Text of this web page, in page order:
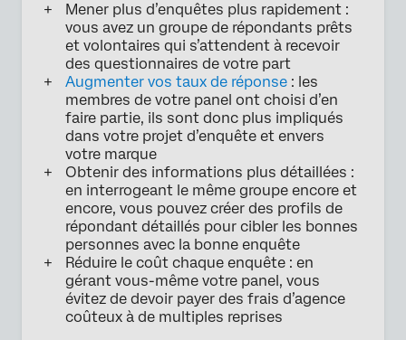
Mener plus d’enquêtes plus rapidement :
vous avez un groupe de répondants prêts
et volontaires qui s’attendent à recevoir
des questionnaires de votre part
Augmenter vos taux de réponse : les
membres de votre panel ont choisi d’en
faire partie, ils sont donc plus impliqués
dans votre projet d’enquête et envers
votre marque
Obtenir des informations plus détaillées :
en interrogeant le même groupe encore et
encore, vous pouvez créer des profils de
répondant détaillés pour cibler les bonnes
personnes avec la bonne enquête
Réduire le coût chaque enquête : en
gérant vous-même votre panel, vous
évitez de devoir payer des frais d’agence
coûteux à de multiples reprises